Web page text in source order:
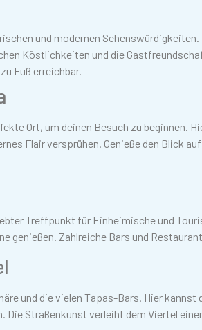
und modernen Sehenswürdigkeiten.
Köstlichkeiten und die
Fuß erreichbar.
Ort, um deinen Besuch zu beginnen.
Flair versprühen. Genieße den Blick
Treffpunkt für Einheimische und
genießen. Zahlreiche Bars und
und die vielen Tapas-Bars. Hier kannst
Straßenkunst verleiht dem Viertel